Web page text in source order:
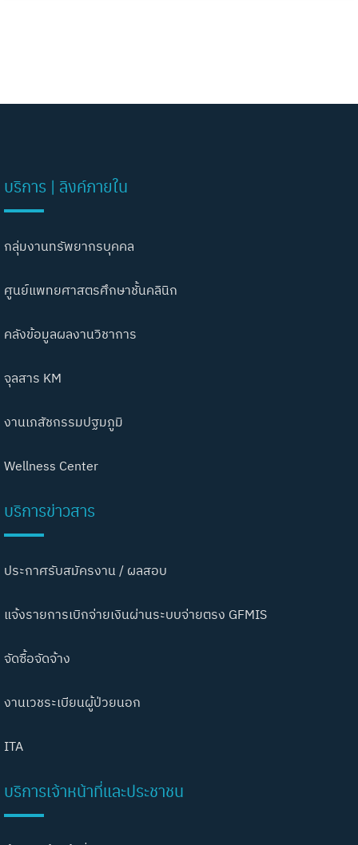
บริการ | ลิงค์ภายใน
กลุ่มงานทรัพยากรบุคคล
ศูนย์แพทยศาสตรศึกษาชั้นคลินิก
คลังข้อมูลผลงานวิชาการ
จุลสาร KM
งานเภสัชกรรมปฐมภูมิ
Wellness Center
บริการข่าวสาร
ประกาศรับสมัครงาน / ผลสอบ
แจ้งรายการเบิกจ่ายเงินผ่านระบบจ่ายตรง GFMIS
จัดซื้อจัดจ้าง
งานเวชระเบียนผู้ป่วยนอก
ITA
บริการเจ้าหน้าที่และประชาชน